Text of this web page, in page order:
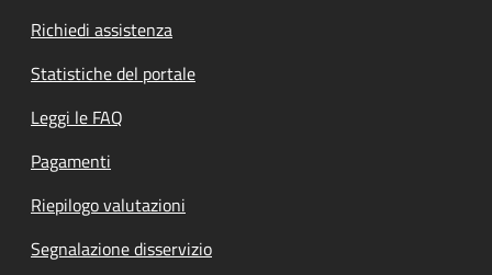
Richiedi assistenza
Statistiche del portale
Leggi le FAQ
Pagamenti
Riepilogo valutazioni
Segnalazione disservizio